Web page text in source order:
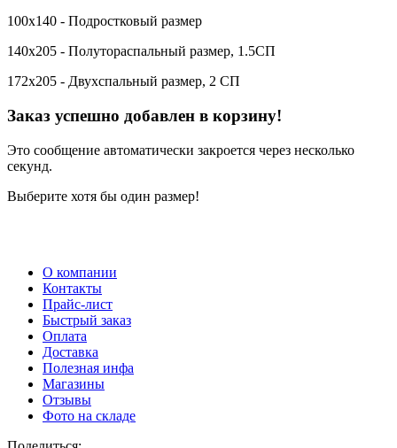
100х140 - Подростковый размер
140х205 - Полутораспальный размер, 1.5СП
172х205 - Двухспальный размер, 2 СП
Заказ успешно добавлен в корзину!
Это сообщение автоматически закроется через несколько
секунд.
Выберите хотя бы один размер!
О компании
Контакты
Прайс-лист
Быстрый заказ
Оплата
Доставка
Полезная инфа
Магазины
Отзывы
Фото на складе